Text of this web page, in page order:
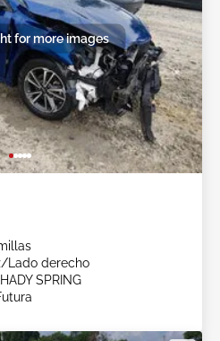
for more images
Lado derecho
SPRING